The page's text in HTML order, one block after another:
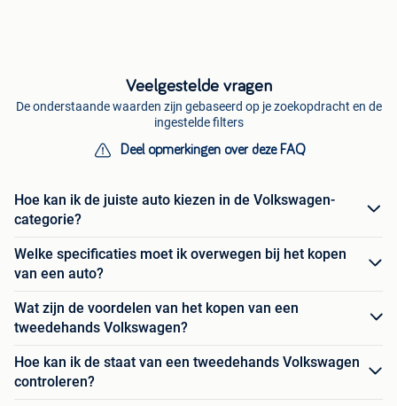
Veelgestelde vragen
De onderstaande waarden zijn gebaseerd op je zoekopdracht en de
ingestelde filters
Deel opmerkingen over deze FAQ
Hoe kan ik de juiste auto kiezen in de Volkswagen-
categorie?
Welke specificaties moet ik overwegen bij het kopen
van een auto?
Wat zijn de voordelen van het kopen van een
tweedehands Volkswagen?
Hoe kan ik de staat van een tweedehands Volkswagen
controleren?